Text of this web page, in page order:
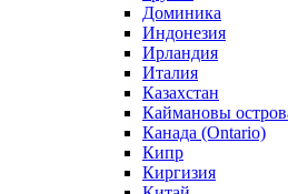
Доминика
Индонезия
Ирландия
Италия
Казахстан
Каймановы
Канада (Ontario)
Кипр
Киргизия